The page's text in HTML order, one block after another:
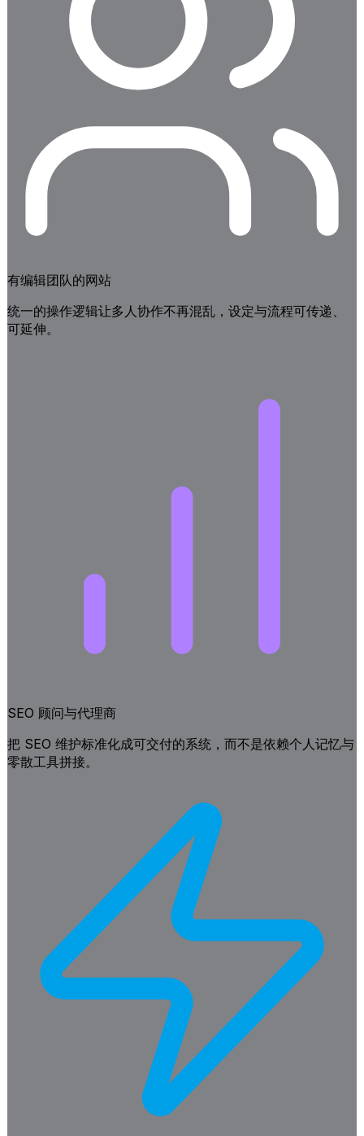
有编辑团队的网站
统一的操作逻辑让多人协作不再混乱，设定与流程可传递、
可延伸。
SEO 顾问与代理商
把 SEO 维护标准化成可交付的系统，而不是依赖个人记忆与
零散工具拼接。